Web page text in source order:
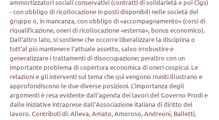
ammortizzatori sociali conservativi (contratti di solidarietà e poi Cigs)
- con obbligo di ricollocazione in posti disponibili nelle società del
gruppo o, in mancanza, con obbligo di «accompagnamento» (corsi di
riqualificazione, oneri di ricollocazione «esterna», bonus economico).
Dall’altro lato, si sostiene che occorre liberalizzare la disciplina o
tutt’al più mantenere l’attuale assetto, salvo irrobustire e
generalizzare i trattamenti di disoccupazione; peraltro con un
importante problema di copertura economica di oneri cospicui. Le
relazioni e gli interventi sul tema che qui vengono riuniti illustrano e
approfondiscono le due diverse posizioni. L’importanza degli
argomenti è resa evidente dall’agenda dei lavori del Governo Prodi e
dalle iniziative intraprese dall’Associazione italiana di diritto del
lavoro. Contributi di: Alleva, Amato, Amoroso, Andreoni, Balletti,